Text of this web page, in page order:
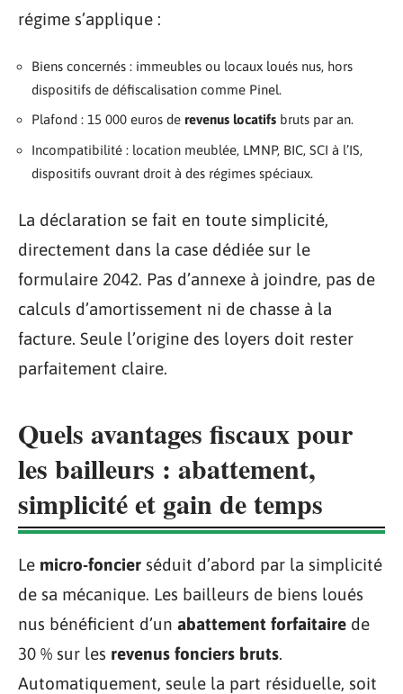
régime s’applique :
Biens concernés : immeubles ou locaux loués nus, hors
dispositifs de défiscalisation comme Pinel.
Plafond : 15 000 euros de revenus locatifs bruts par an.
Incompatibilité : location meublée, LMNP, BIC, SCI à l’IS,
dispositifs ouvrant droit à des régimes spéciaux.
La déclaration se fait en toute simplicité,
directement dans la case dédiée sur le
formulaire 2042. Pas d’annexe à joindre, pas de
calculs d’amortissement ni de chasse à la
facture. Seule l’origine des loyers doit rester
parfaitement claire.
Quels avantages fiscaux pour
les bailleurs : abattement,
simplicité et gain de temps
Le micro-foncier séduit d’abord par la simplicité
de sa mécanique. Les bailleurs de biens loués
nus bénéficient d’un abattement forfaitaire de
30 % sur les revenus fonciers bruts.
Automatiquement, seule la part résiduelle, soit